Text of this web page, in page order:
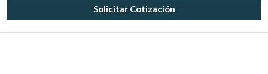
Solicitar Cotización